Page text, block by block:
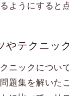
ようにすると
やテクニッ
ニックにつ
題集を解いた